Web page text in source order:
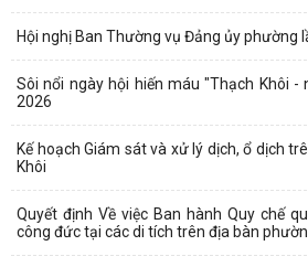
Hội nghị Ban Thường vụ Đảng ủy phường
Sôi nổi ngày hội hiến máu "Thạch Khôi
2026
Kế hoạch Giám sát và xử lý dịch, ổ dịch
Khôi
Quyết định Về việc Ban hành Quy chế
công đức tại các di tích trên địa bàn